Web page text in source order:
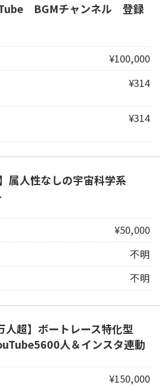
BGMチャンネル 登録
¥100,000
¥314
¥314
属人性なしの宇宙科学系
¥50,000
不明
不明
人超】ボートレース特化型
人＆インスタ連動
¥150,000